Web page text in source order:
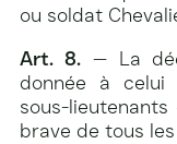
ou soldat
Art. 8.— La
donnée à celui
sous-
brave de tous